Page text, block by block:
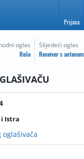
Prijava
oglas
Rešo
Slijedeći oglas
Receiver s antenom
Istra
oglašivača